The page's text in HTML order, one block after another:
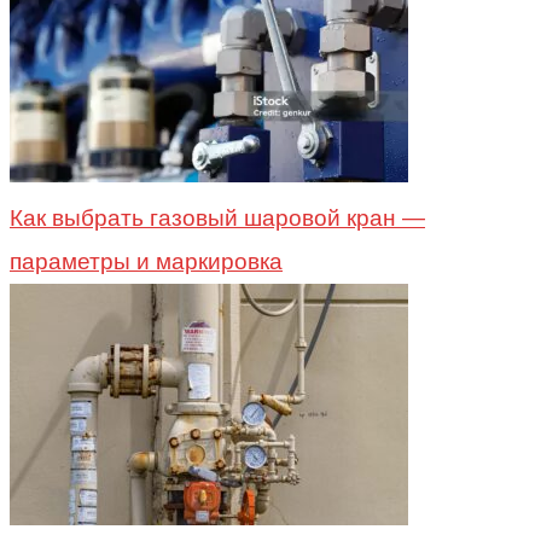
Как выбрать газовый шаровой кран —
параметры и маркировка